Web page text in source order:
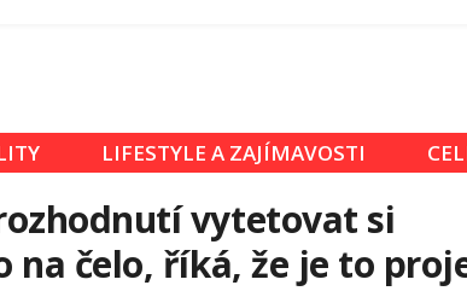
LIFESTYLE A ZAJÍMAVOSTI
vytetovat si
na čelo, říká, že je to